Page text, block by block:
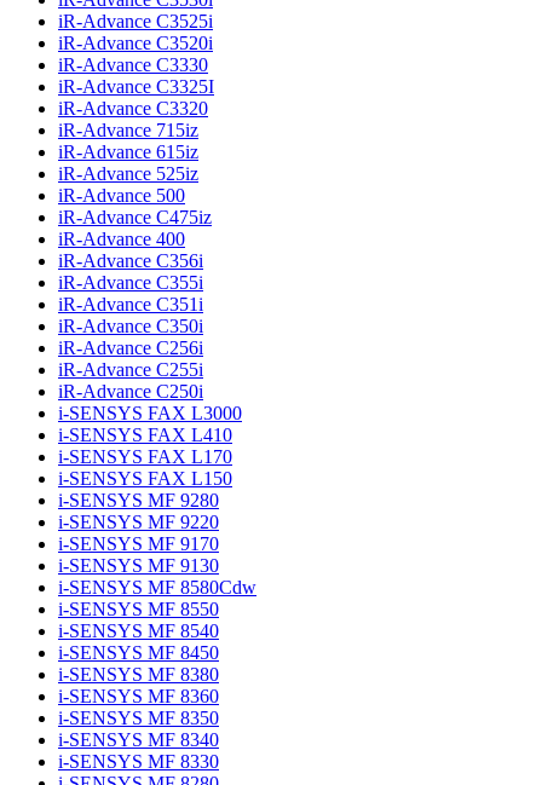
iR-Advance C3525i
iR-Advance C3520i
iR-Advance C3330
iR-Advance C3325I
iR-Advance C3320
iR-Advance 715iz
iR-Advance 615iz
iR-Advance 525iz
iR-Advance 500
iR-Advance C475iz
iR-Advance 400
iR-Advance C356i
iR-Advance C355i
iR-Advance C351i
iR-Advance C350i
iR-Advance C256i
iR-Advance C255i
iR-Advance C250i
i-SENSYS FAX L3000
i-SENSYS FAX L410
i-SENSYS FAX L170
i-SENSYS FAX L150
i-SENSYS MF 9280
i-SENSYS MF 9220
i-SENSYS MF 9170
i-SENSYS MF 9130
i-SENSYS MF 8580Cdw
i-SENSYS MF 8550
i-SENSYS MF 8540
i-SENSYS MF 8450
i-SENSYS MF 8380
i-SENSYS MF 8360
i-SENSYS MF 8350
i-SENSYS MF 8340
i-SENSYS MF 8330